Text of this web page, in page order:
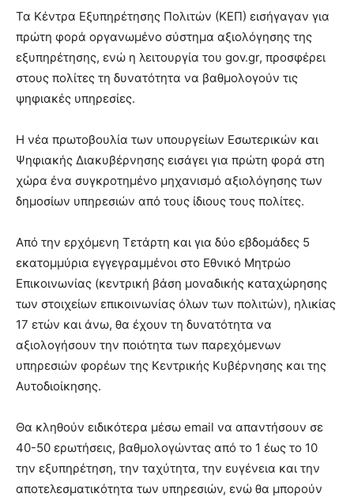
Τα Κέντρα Εξυπηρέτησης Πολιτών (ΚΕΠ) εισήγαγαν για
πρώτη φορά οργανωμένο σύστημα αξιολόγησης της
εξυπηρέτησης, ενώ η λειτουργία του gov.gr, προσφέρει
στους πολίτες τη δυνατότητα να βαθμολογούν τις
ψηφιακές υπηρεσίες.
Η νέα πρωτοβουλία των υπουργείων Εσωτερικών και
Ψηφιακής Διακυβέρνησης εισάγει για πρώτη φορά στη
χώρα ένα συγκροτημένο μηχανισμό αξιολόγησης των
δημοσίων υπηρεσιών από τους ίδιους τους πολίτες.
Από την ερχόμενη Τετάρτη και για δύο εβδομάδες 5
εκατομμύρια εγγεγραμμένοι στο Εθνικό Μητρώο
Επικοινωνίας (κεντρική βάση μοναδικής καταχώρησης
των στοιχείων επικοινωνίας όλων των πολιτών), ηλικίας
17 ετών και άνω, θα έχουν τη δυνατότητα να
αξιολογήσουν την ποιότητα των παρεχόμενων
υπηρεσιών φορέων της Κεντρικής Κυβέρνησης και της
Αυτοδιοίκησης.
Θα κληθούν ειδικότερα μέσω email να απαντήσουν σε
40-50 ερωτήσεις, βαθμολογώντας από το 1 έως το 10
την εξυπηρέτηση, την ταχύτητα, την ευγένεια και την
αποτελεσματικότητα των υπηρεσιών, ενώ θα μπορούν